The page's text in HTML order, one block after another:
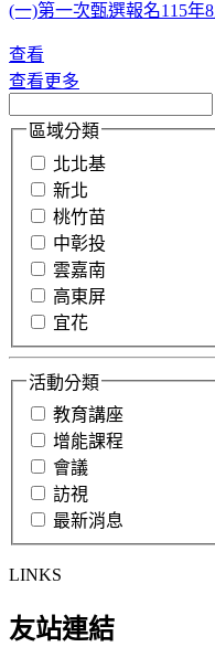
(一)第一次甄選報名115年
查看
查看更多
區域分類
北北基
新北
桃竹苗
中彰投
雲嘉南
高東屏
宜花
活動分類
教育講座
增能課程
會議
訪視
最新消息
LINKS
友站連結